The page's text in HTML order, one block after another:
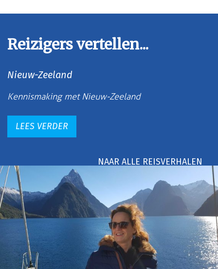
Reizigers vertellen...
Nieuw-Zeeland
Kennismaking met Nieuw-Zeeland
LEES VERDER
NAAR ALLE REISVERHALEN